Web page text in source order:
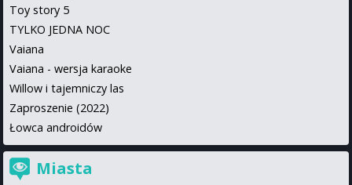
Toy story 5
TYLKO JEDNA NOC
Vaiana
Vaiana - wersja karaoke
Willow i tajemniczy las
Zaproszenie (2022)
Łowca androidów
Miasta